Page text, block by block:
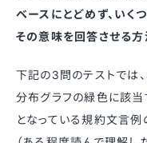
ベースにとどめず、いく
その意味を回答させる方
下記の3問のテストでは
分布グラフの緑色に該
となっている規約文言